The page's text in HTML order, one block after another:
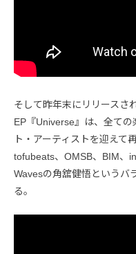
そして昨年末にリリースさ
EP『Universe』は、全ての
ト・アーティストを迎えて
tofubeats、OMSB、BIM、
Wavesの角舘健悟というバ
る。